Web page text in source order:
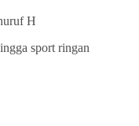
H
sport ringan